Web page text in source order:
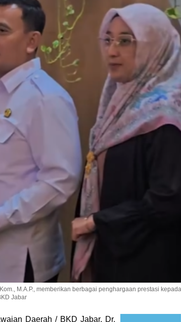
M.A.P., memberikan berbagai penghargaan prestasi kepada
Jabar
Daerah / BKD Jabar, Dr.